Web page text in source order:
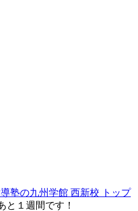
塾の九州学館 西新校 トップ
と１週間です！